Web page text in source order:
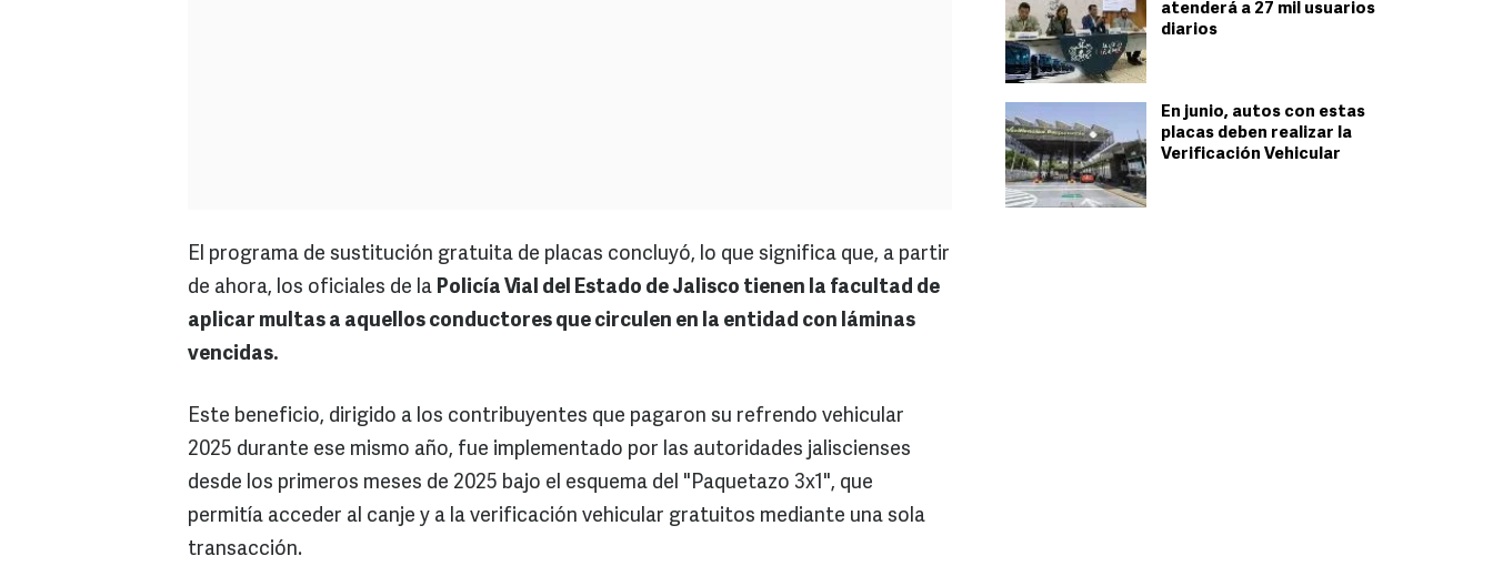
atenderá a 27 mil usuarios
diarios
En junio, autos con estas
placas deben realizar la
Verificación Vehicular
El programa de sustitución gratuita de placas concluyó, lo que significa que, a partir
de ahora, los oficiales de la Policía Vial del Estado de Jalisco tienen la facultad de
aplicar multas a aquellos conductores que circulen en la entidad con láminas
vencidas.
Este beneficio, dirigido a los contribuyentes que pagaron su refrendo vehicular
2025 durante ese mismo año, fue implementado por las autoridades jaliscienses
desde los primeros meses de 2025 bajo el esquema del "Paquetazo 3x1", que
permitía acceder al canje y a la verificación vehicular gratuitos mediante una sola
transacción.